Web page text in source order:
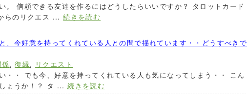
。 信頼できる友達を作るにはどうしたらいいですか？ タロットカード
らのリクエス ...続きを読む
、今好意を持ってくれている人との間で揺れています・・どうすべきで
係,復縁,
リクエスト
・・ でも今、好意を持ってくれている人も気になってしまう・・ こん
ょうか！？ タ ...続きを読む